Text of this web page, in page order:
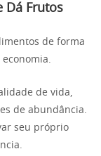
Dá Frutos
de forma
de vida,
de abundância.
seu próprio